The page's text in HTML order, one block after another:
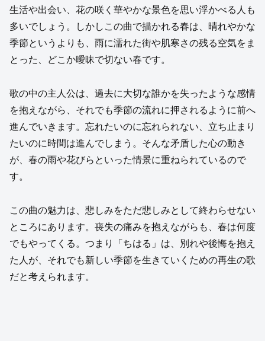
生活や出会い、花の咲く華やかな景色を思い浮かべる人も
多いでしょう。しかしこの曲で描かれる春は、晴れやかな
季節というよりも、雨に濡れた街や肌寒さの残る空気をま
とった、どこか曖昧で切ない春です。
歌の中の主人公は、過去に大切な誰かを失ったような感情
を抱えながら、それでも季節の流れに押されるように前へ
進んでいきます。忘れたいのに忘れられない、立ち止まり
たいのに時間は進んでしまう。そんな矛盾した心の動き
が、春の雨や花びらといった情景に重ねられているので
す。
この曲の魅力は、悲しみをただ悲しみとして終わらせない
ところにあります。喪失の痛みを抱えながらも、春は何度
でもやってくる。つまり「ちはる」は、別れや後悔を抱え
た人が、それでも新しい季節を生きていくための再生の歌
だと考えられます。